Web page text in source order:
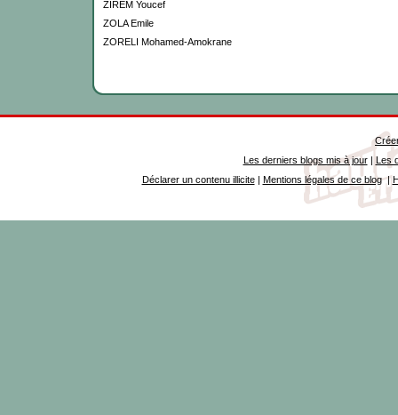
ZIREM Youcef
ZOLA Emile
ZORELI Mohamed-Amokrane
Les derniers blogs mis à jour| Les
Déclarer un contenu illicite| Mentions légales de ce blog|